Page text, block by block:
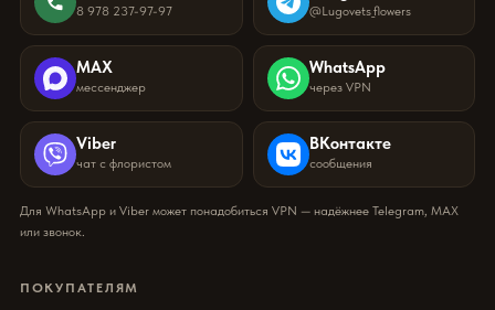
8 978 237-97-97 @Lugovets_flowers
MAX
мессенджер
WhatsApp
через VPN
Viber
чат с флористом
ВКонтакте
сообщения
Для WhatsApp и Viber может понадобиться VPN — надёжнее Telegram, MAX
или звонок.
ПОКУПАТЕЛЯМ